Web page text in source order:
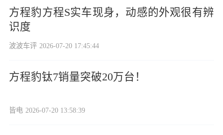
方程豹方程S实车现身，动感的外观很有辨
识度
波波车评 2026-07-20 17:45:44
方程豹钛7销量突破20万台！
皆电 2026-07-20 13:58:39